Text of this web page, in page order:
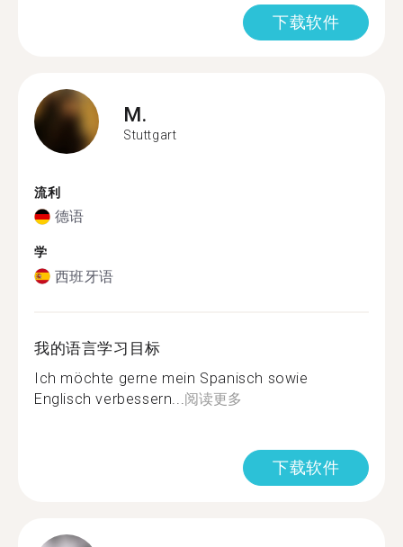
下载软件
M.
Stuttgart
流利
德语
学
西班牙语
我的语言学习目标
Ich möchte gerne mein Spanisch sowie
Englisch verbessern... 阅读更多
下载软件